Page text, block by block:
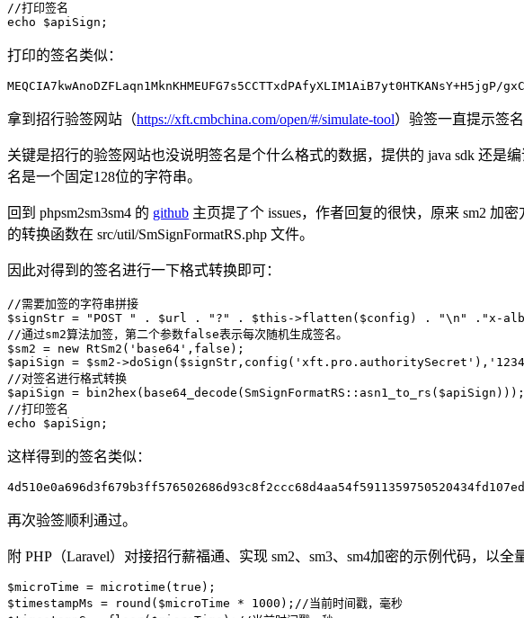
//打印签名
echo $apiSign;
打印的签名类似：
MEQCIA7kwAnoDZFLaqn1MknKHMEUFG7s5CCTTxdPAfyXLIM1AiB7yt0HTKANsY+H5jgP/
拿到招行验签网站（https://xft.cmbchina.com/open/#/simulate-tool）验签一直提示签名
关键是招行的验签网站也没说明签名是个什么格式的数据，提供的 java sdk 还是
名是一个固定128位的字符串。
回到 phpsm2sm3sm4 的 github 主页提了个 issues，作者回复的很快，原来 sm2 加
的转换函数在 src/util/SmSignFormatRS.php 文件。
因此对得到的签名进行一下格式转换即可：
//需要加签的字符串拼接
$signStr = "POST " . $url . "?" . $this->flatten($config) . "\n" ."x-
//通过sm2算法加签，第二个参数false表示每次随机生成签名。
$sm2 = new RtSm2('base64',false);
$apiSign = $sm2-
//对签名进行格式转换
$apiSign = bin2hex(base64_decode(SmSignFormatRS::asn1_to_rs($apiSign)));
//打印签名
echo $apiSign;
这样得到的签名类似：
再次验签顺利通过。
附 PHP（Laravel）对接招行薪福通、实现 sm2、sm3、sm4加密的示例代码，以全
$microTime = microtime(true);
$timestampMs = round($microTime * 1000);//当前时间戳，毫秒